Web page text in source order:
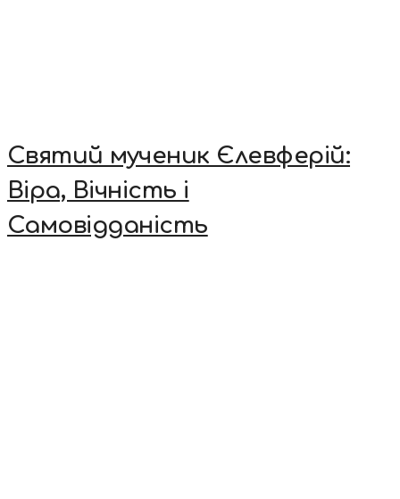
Святий мученик Єлевферій:
Віра, Вічність і
Самовідданість